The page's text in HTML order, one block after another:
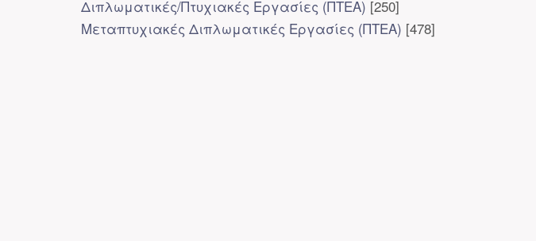
Διπλωματικές/Πτυχιακές Εργασίες (ΠΤΕΑ) [250]
Μεταπτυχιακές Διπλωματικές Εργασίες (ΠΤΕΑ) [478]